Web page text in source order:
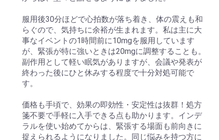
服用後30分ほどで心拍数が落ち着き、体の震えも和
らぐので、気持ちに余裕が生まれます。私は主に大
事なイベントの1時間前に10mgを服用しています
が、緊張が特に強いときは20mgに調整することも。
副作用として軽い眠気がありますが、会議や発表が
終わった後にひと休みする程度で十分対処可能で
す。
価格も手頃で、効果の即効性・安定性は抜群！処方
箋不要で手軽に入手できる点も助かります。インデ
ラルを使い始めてからは、緊張する場面も前向きに
捉えられるようになりました。同じ悩みを持つ方に